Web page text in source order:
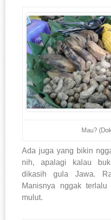
Mau?
Ada juga yang bikin
nih, apalagi kalau
dikasih gula Jawa.
Manisnya nggak
mulut.